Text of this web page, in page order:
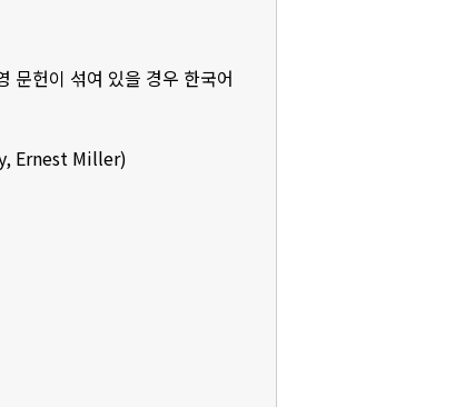
문헌이 섞여 있을 경우 한국어
Ernest Miller)